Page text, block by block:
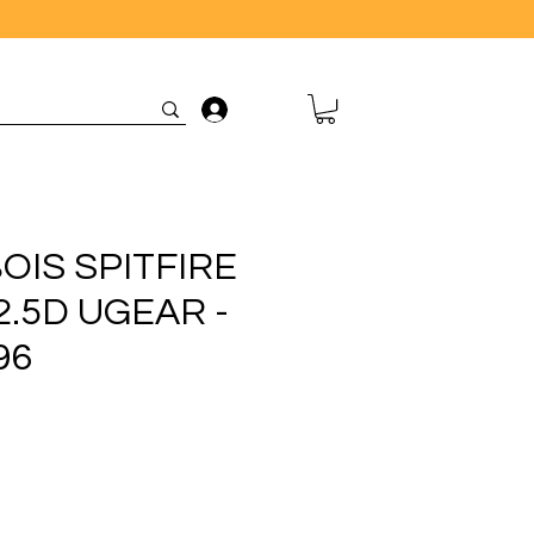
Connexion
SPITFIRE
UGEAR -